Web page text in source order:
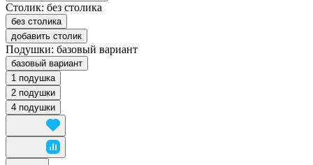
Столик: без столика
без столика
добавить столик
Подушки: базовый вариант
базовый вариант
1 подушка
2 подушки
4 подушки